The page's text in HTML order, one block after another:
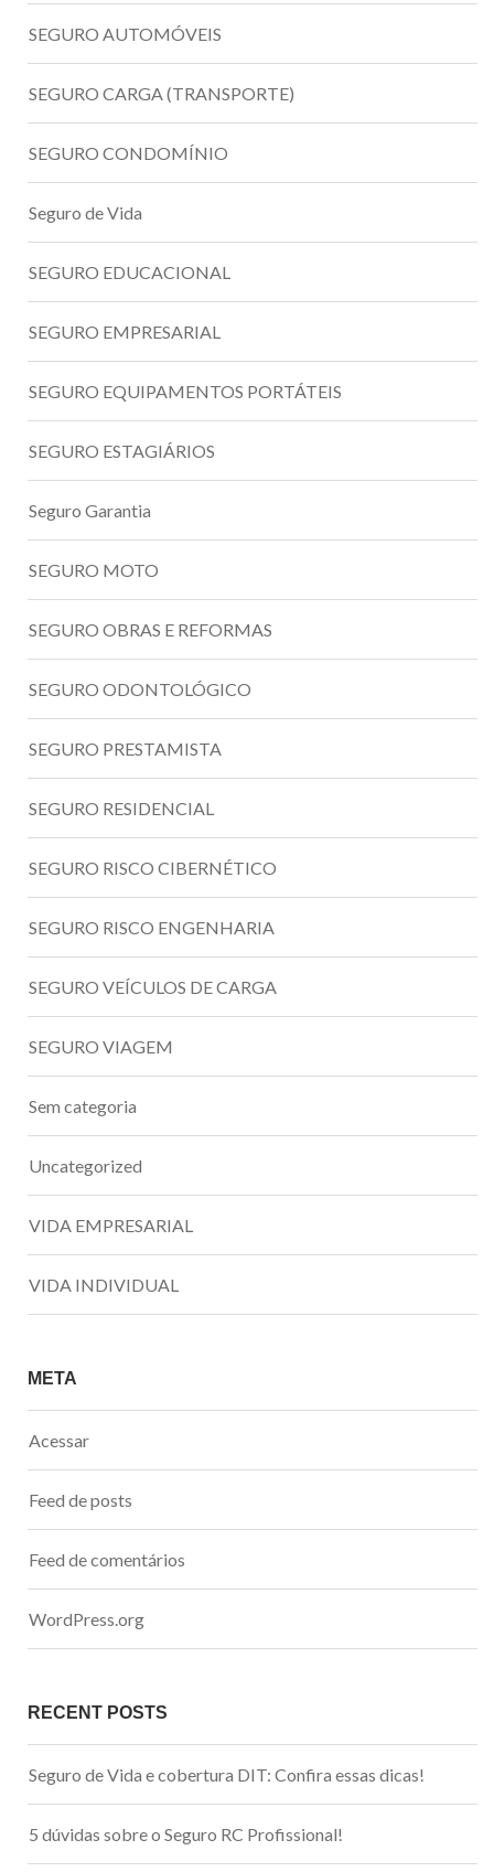
SEGURO AUTOMÓVEIS
SEGURO CARGA (TRANSPORTE)
SEGURO CONDOMÍNIO
Seguro de Vida
SEGURO EDUCACIONAL
SEGURO EMPRESARIAL
SEGURO EQUIPAMENTOS PORTÁTEIS
SEGURO ESTAGIÁRIOS
Seguro Garantia
SEGURO MOTO
SEGURO OBRAS E REFORMAS
SEGURO ODONTOLÓGICO
SEGURO PRESTAMISTA
SEGURO RESIDENCIAL
SEGURO RISCO CIBERNÉTICO
SEGURO RISCO ENGENHARIA
SEGURO VEÍCULOS DE CARGA
SEGURO VIAGEM
Sem categoria
Uncategorized
VIDA EMPRESARIAL
VIDA INDIVIDUAL
META
Acessar
Feed de posts
Feed de comentários
WordPress.org
RECENT POSTS
Seguro de Vida e cobertura DIT: Confira essas dicas!
5 dúvidas sobre o Seguro RC Profissional!